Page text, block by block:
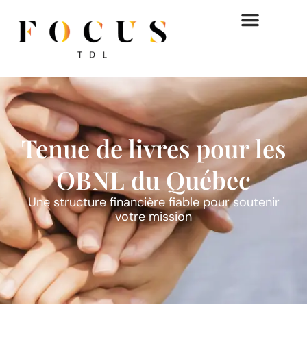
Tenue de livres pour les
OBNL du Québec
Une structure financière fiable pour soutenir
votre mission